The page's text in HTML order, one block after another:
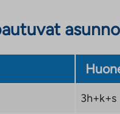
3h+k+s